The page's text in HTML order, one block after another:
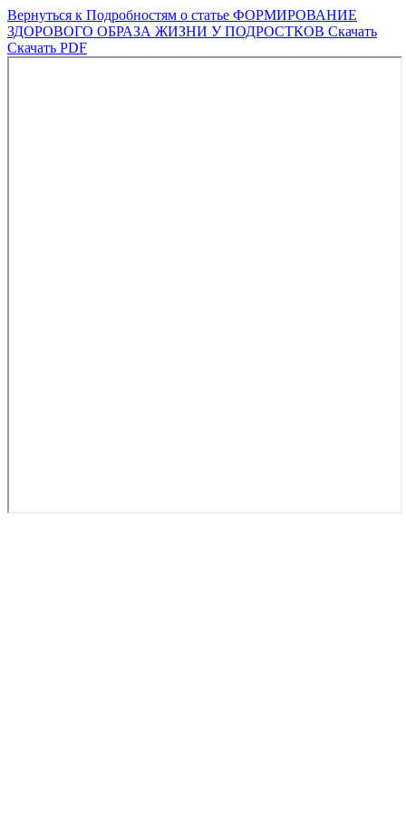
Вернуться к Подробностям о статье ФОРМИРОВАНИЕ
ЗДОРОВОГО ОБРАЗА ЖИЗНИ У ПОДРОСТКОВ Скачать
Скачать PDF